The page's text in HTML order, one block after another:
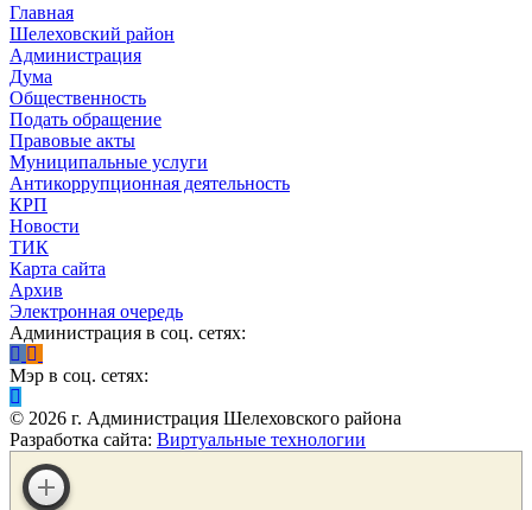
Главная
Шелеховский район
Администрация
Дума
Общественность
Подать обращение
Правовые акты
Муниципальные услуги
Антикоррупционная деятельность
КРП
Новости
ТИК
Карта сайта
Архив
Электронная очередь
Администрация в соц. сетях:
Мэр в соц. сетях:
© 2026 г. Администрация Шелеховского района
Разработка сайта: Виртуальные технологии